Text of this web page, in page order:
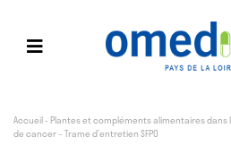
Accueil- Plantes et compléments alimentaires
de cancer – Trame d’entretien SFPO